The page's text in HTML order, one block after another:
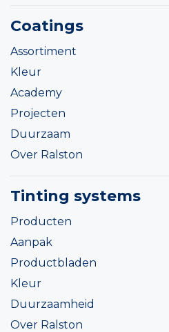
Coatings
Assortiment
Kleur
Academy
Projecten
Duurzaam
Over Ralston
Tinting systems
Producten
Aanpak
Productbladen
Kleur
Duurzaamheid
Over Ralston